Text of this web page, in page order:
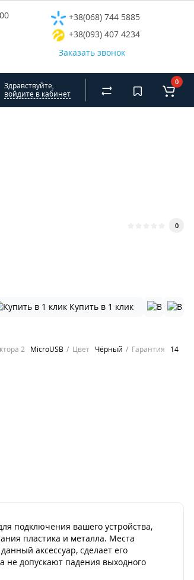
+38(068) 744 5885
+38(093) 407 4234
Заказать звонок
Здравствуйте,
войдите в кабинет
0
0
Купить в 1 клик
2 MicroUSB Цвет Чёрный Гарантия
14
подключения вашего устройства,
пластика и металла. Места
аксессуар, сделает его
не допускают падения выходного